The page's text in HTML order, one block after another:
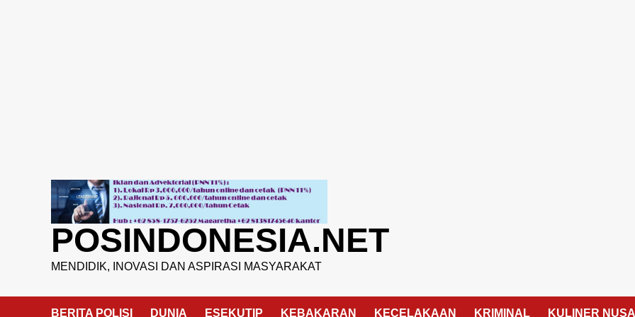
POSINDONESIA.NET
MENDIDIK, INOVASI DAN ASPIRASI MASYARAKAT
BERITA POLISI DUNIA ESEKUTIP KEBAKARAN KECELAKAAN KRIMINAL KULINER